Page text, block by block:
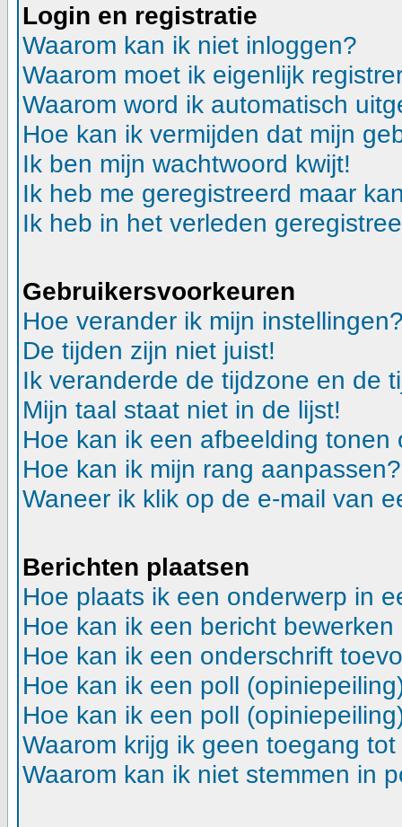
Login en registratie
Waarom kan ik niet inloggen?
Waarom moet ik eigenlijk
Waarom word ik automatisch
Hoe kan ik vermijden dat mijn
Ik ben mijn wachtwoord kwijt!
Ik heb me geregistreerd maar
Ik heb in het verleden
Gebruikersvoorkeuren
Hoe verander ik mijn
De tijden zijn niet juist!
Ik veranderde de tijdzone en de
Mijn taal staat niet in de lijst!
Hoe kan ik een afbeelding
Hoe kan ik mijn rang aanpassen?
Waneer ik klik op de e-mail van
Berichten plaatsen
Hoe plaats ik een onderwerp in
Hoe kan ik een bericht
Hoe kan ik een onderschrift
Hoe kan ik een poll
Hoe kan ik een poll
Waarom krijg ik geen toegang
Waarom kan ik niet stemmen in